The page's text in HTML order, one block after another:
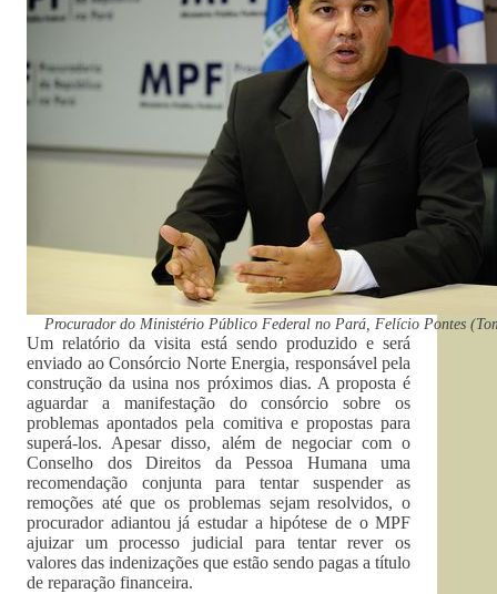
Procurador do Ministério Público Federal no Pará, Felício Pontes
Um relatório da visita está sendo produzido e será
enviado ao Consórcio Norte Energia, responsável pela
construção da usina nos próximos dias. A proposta é
aguardar a manifestação do consórcio sobre os
problemas apontados pela comitiva e propostas para
superá-los. Apesar disso, além de negociar com o
Conselho dos Direitos da Pessoa Humana uma
recomendação conjunta para tentar suspender as
remoções até que os problemas sejam resolvidos, o
procurador adiantou já estudar a hipótese de o MPF
ajuizar um processo judicial para tentar rever os
valores das indenizações que estão sendo pagas a título
de reparação financeira.